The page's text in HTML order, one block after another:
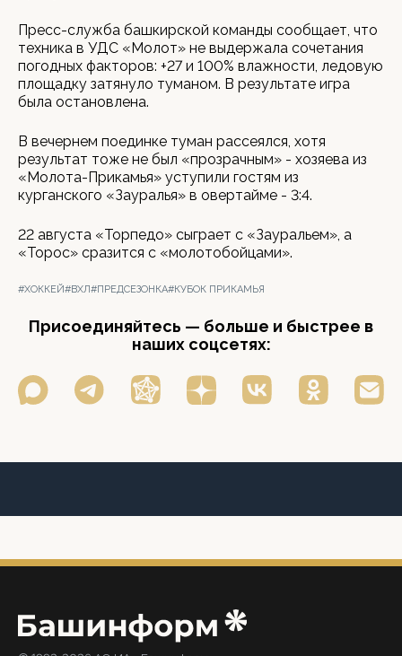
Пресс-служба башкирской команды сообщает, что
техника в УДС «Молот» не выдержала сочетания
погодных факторов: +27 и 100% влажности, ледовую
площадку затянуло туманом. В результате игра
была остановлена.
В вечернем поединке туман рассеялся, хотя
результат тоже не был «прозрачным» - хозяева из
«Молота-Прикамья» уступили гостям из
курганского «Зауралья» в овертайме - 3:4.
22 августа «Торпедо» сыграет с «Зауральем», а
«Торос» сразится с «молотобойцами».
#ХОККЕЙ#ВХЛ#ПРЕДСЕЗОНКА#КУБОК ПРИКАМЬЯ
Присоединяйтесь — больше и быстрее в
наших соцсетях: